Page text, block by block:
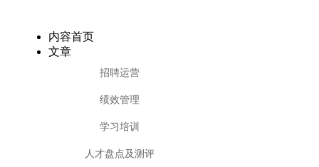
内容首页
文章
招聘运营
绩效管理
学习培训
人才盘点及测评